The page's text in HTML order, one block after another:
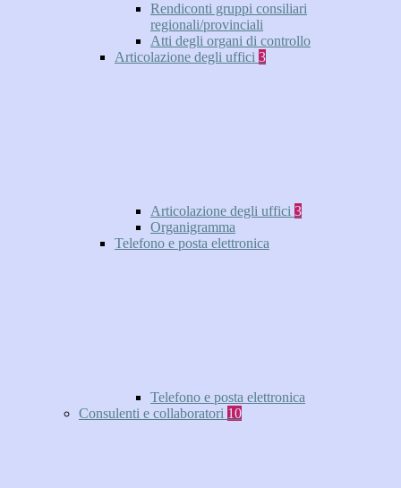
Rendiconti gruppi consiliari
regionali/provinciali
Atti degli organi di controllo
Articolazione degli uffici 3
Articolazione degli uffici 3
Organigramma
Telefono e posta elettronica
Telefono e posta elettronica
Consulenti e collaboratori 10